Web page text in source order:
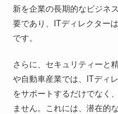
新を企業の長期的なビジネ
要であり、ITディレクター
です。
さらに、セキュリティーと
や自動車産業では、ITディ
をサポートするだけでなく
ません。これには、潜在的